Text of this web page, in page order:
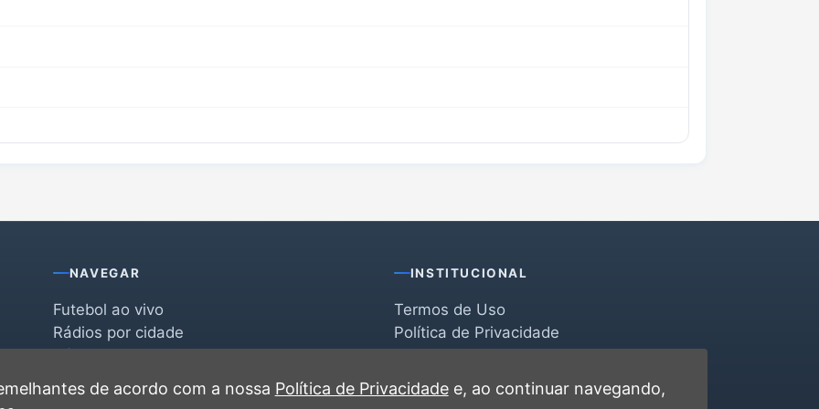
NAVEGAR
Futebol ao vivo
Rádios por cidade
Favoritas
Recentes
INSTITUCIONAL
Termos de Uso
Política de Privacidade
Contato
de acordo com a nossa Política de Privacidadee, ao continuar navegando,